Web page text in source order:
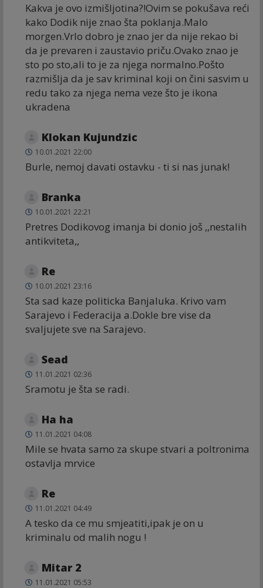
Kakva je ovo izmišljotina?!Ovim se pokušava reći
kako Dodik nije znao šta poklanja.Malo
morgen.Vrlo dobro je znao jer da nije rekao bi
da je prevaren i zaustavio priču.Ovako znao je
sto po sto,ali to je za njega normalno.Pošto
razmišlja da je sav kriminal koji on čini sasvim u
redu tako za njega nema veze što je ikona
ukradena
Klokan Kujundzic
10.01.2021 22:00
Burle, nemoj davati ostavku - ti si nas junak!
Branka
10.01.2021 22:21
Pretres Dodikovog imanja bi donio još ,,nestalih
antikviteta,,
Re
10.01.2021 23:16
Sta sad kaze politicka Banjaluka. Krivo vam
Sarajevo i Federacija a.Dokle bre vise da
svaljujete sve na Sarajevo.
Sead
11.01.2021 02:36
Sramotu je šta se radi.
Ha ha
11.01.2021 04:08
Mile se hvata samo za skupe stvari a poltronima
ostavlja mrvice
Re
11.01.2021 04:49
A tesko da ce mu smjeatiti,ipak je on u
kriminalu od malih nogu !
Mitar 2
11.01.2021 05:53